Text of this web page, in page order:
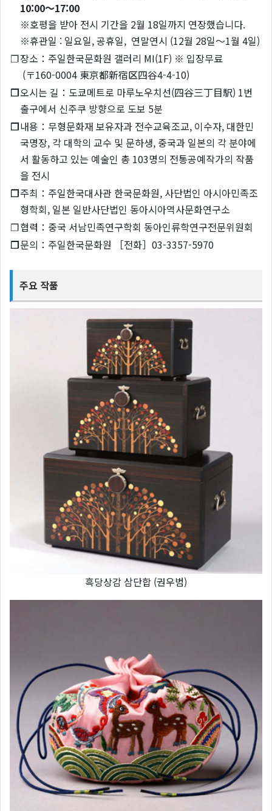
10:00～17:00
※호평을 받아 전시 기간을 2월 18일까지 연장했습니다.
※휴관일 : 일요일, 공휴일, 연말연시 (12월 28일～1월 4일)
❐장소：주일한국문화원 갤러리 MI(1F) ※ 입장무료
(〒160-0004 東京都新宿区四谷4-4-10)
❐오시는 길：도쿄메트로 마루노우치선(四谷三丁目駅) 1번
출구에서 신주쿠 방향으로 도보 5분
❐내용：무형문화재 보유자과 전수교육조교, 이수자, 대한민
국명장, 각 대학의 교수 및 문하생, 중국과 일본의 각 분야에
서 활동하고 있는 예술인 총 103명의 전통공예작가의 작품
을 전시
❐주최：주일한국대사관 한국문화원, 사단법인 아시아민족조
형학회, 일본 일반사단법인 동아시아역사문화연구소
❐협력：중국 서남민족연구학회 동아인류학연구전문위원회
❐문의：주일한국문화원 ［전화］03-3357-5970
주요 작품
흑당상감 삼단합 (권우범)